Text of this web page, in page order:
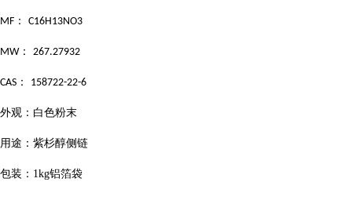
MF ： C16H13NO3
MW： 267.27932
CAS ： 158722-22-6
外观：白色粉末
用途：紫杉醇侧链
包装： 1kg铝箔袋